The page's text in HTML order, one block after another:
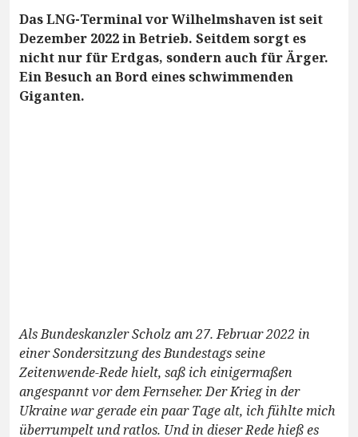
Das LNG-Terminal vor Wilhelmshaven ist seit
Dezember 2022 in Betrieb. Seitdem sorgt es
nicht nur für Erdgas, sondern auch für Ärger.
Ein Besuch an Bord eines schwimmenden
Giganten.
Als Bundeskanzler Scholz am 27. Februar 2022 in
einer Sondersitzung des Bundestags seine
Zeitenwende-Rede hielt, saß ich einigermaßen
angespannt vor dem Fernseher. Der Krieg in der
Ukraine war gerade ein paar Tage alt, ich fühlte mich
überrumpelt und ratlos. Und in dieser Rede hieß es